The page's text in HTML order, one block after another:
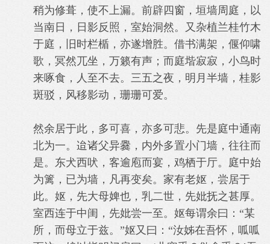
稍为修葺，使不上漏。前辟四窗，垣墙周庭，以
当南日，日影反照，室始洞然。又杂植兰桂竹木
于庭，旧时栏楯，亦遂增胜。借书满架，偃仰啸
歌，冥然兀坐，万籁有声；而庭堦寂寂，小鸟时
来啄食，人至不去。三五之夜，明月半墙，桂影
斑驳，风移影动，珊珊可爱。
然余居于此，多可喜，亦多可悲。先是庭中通南
北为一。迨诸父异爨，内外多置小门墙，往往而
是。东犬西吠，客逾庖而宴，鸡栖于厅。庭中始
为篱，已为墙，凡再变矣。家有老妪，尝居于
此。妪，先大母婢也，乳二世，先妣抚之甚厚。
室西连于中闺，先妣尝一至。妪每谓余曰：“某
所，而母立于兹。”妪又曰：“汝姊在吾怀，呱呱